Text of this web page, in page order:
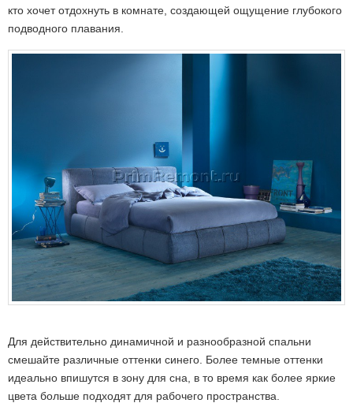
кто хочет отдохнуть в комнате, создающей ощущение глубокого
подводного плавания.
Для действительно динамичной и разнообразной спальни
смешайте различные оттенки синего. Более темные оттенки
идеально впишутся в зону для сна, в то время как более яркие
цвета больше подходят для рабочего пространства.